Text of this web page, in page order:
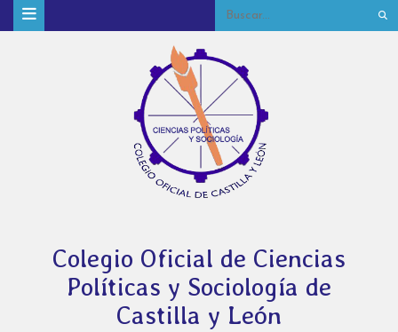
Colegio Oficial de Ciencias
Políticas y Sociología de
Castilla y León